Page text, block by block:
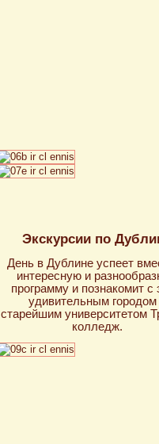
Экскурсии по
День в Дублине успеет
интересную и
программу и познакомит с
удивительным городом
старейшим университетом
колледж.